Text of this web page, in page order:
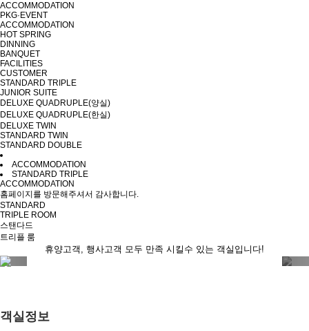
ACCOMMODATION
PKG·EVENT
ACCOMMODATION
HOT SPRING
DINNING
BANQUET
FACILITIES
CUSTOMER
STANDARD TRIPLE
JUNIOR SUITE
DELUXE QUADRUPLE(양실)
DELUXE QUADRUPLE(한실)
DELUXE TWIN
STANDARD TWIN
STANDARD DOUBLE
ACCOMMODATION
STANDARD TRIPLE
ACCOMMODATION
홈페이지를 방문해주셔서 감사합니다.
STANDARD
TRIPLE ROOM
스탠다드
트리플 룸
휴양고객, 행사고객 모두 만족 시킬수 있는 객실입니다!
객실정보